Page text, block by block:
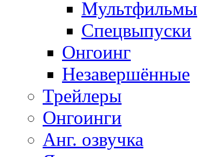
Мультфильмы
Спецвыпуски
Онгоинг
Незавершённые
Трейлеры
Онгоинги
Анг. озвучка